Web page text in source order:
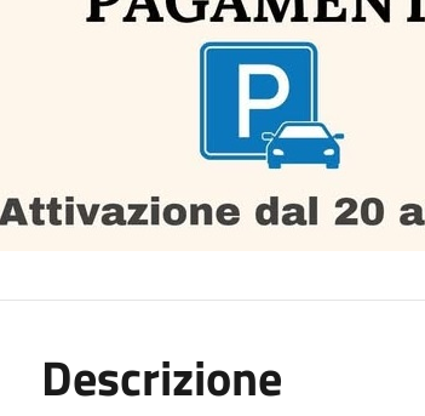
Descrizione